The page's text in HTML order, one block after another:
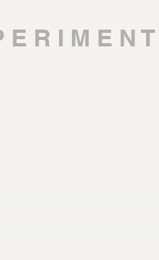
R I M E N